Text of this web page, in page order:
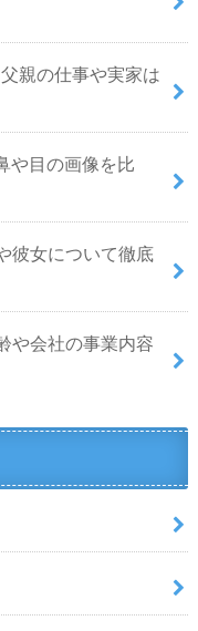
親の仕事や実家は
や目の画像を比
彼女について徹底
や会社の事業内容